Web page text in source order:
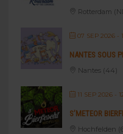
Rotterdam
07 SEP 2026-
NANTES SOUS
Nantes (44)
11 SEP 2026-
S’METEOR
Hochfelden